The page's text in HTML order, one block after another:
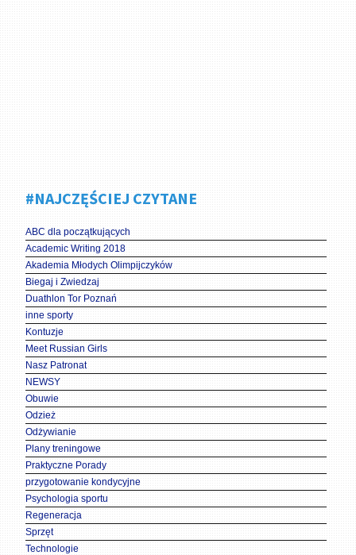
#NAJCZĘŚCIEJ CZYTANE
ABC dla początkujących
Academic Writing 2018
Akademia Młodych Olimpijczyków
Biegaj i Zwiedzaj
Duathlon Tor Poznań
inne sporty
Kontuzje
Meet Russian Girls
Nasz Patronat
NEWSY
Obuwie
Odzież
Odżywianie
Plany treningowe
Praktyczne Porady
przygotowanie kondycyjne
Psychologia sportu
Regeneracja
Sprzęt
Technologie